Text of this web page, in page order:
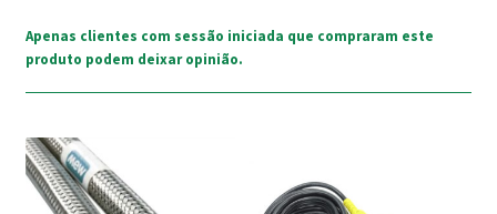
Apenas clientes com sessão iniciada que compraram este
produto podem deixar opinião.
This
product
has
product
has